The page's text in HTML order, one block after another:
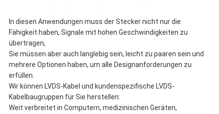
In diesen Anwendungen muss der Stecker nicht nur die
Fähigkeit haben, Signale mit hohen Geschwindigkeiten zu
übertragen,
Sie müssen aber auch langlebig sein, leicht zu paaren sein und
mehrere Optionen haben, um alle Designanforderungen zu
erfüllen.
Wir können LVDS-Kabel und kundenspezifische LVDS-
Kabelbaugruppen für Sie herstellen:
Weit verbreitet in Computern, medizinischen Geräten,